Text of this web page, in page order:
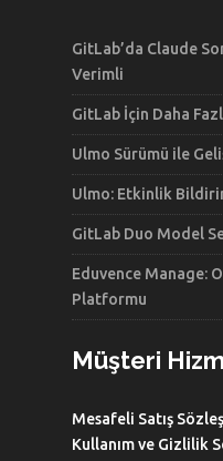
GitLab’da Claude
Verimli
GitLab İçin Daha
Ulmo Sürümü ile
Ulmo: Etkinlik
GitLab Duo Model
Eduvence Manage:
Platformu
Müşteri
Mesafeli Satış
Kullanım ve Gizlilik